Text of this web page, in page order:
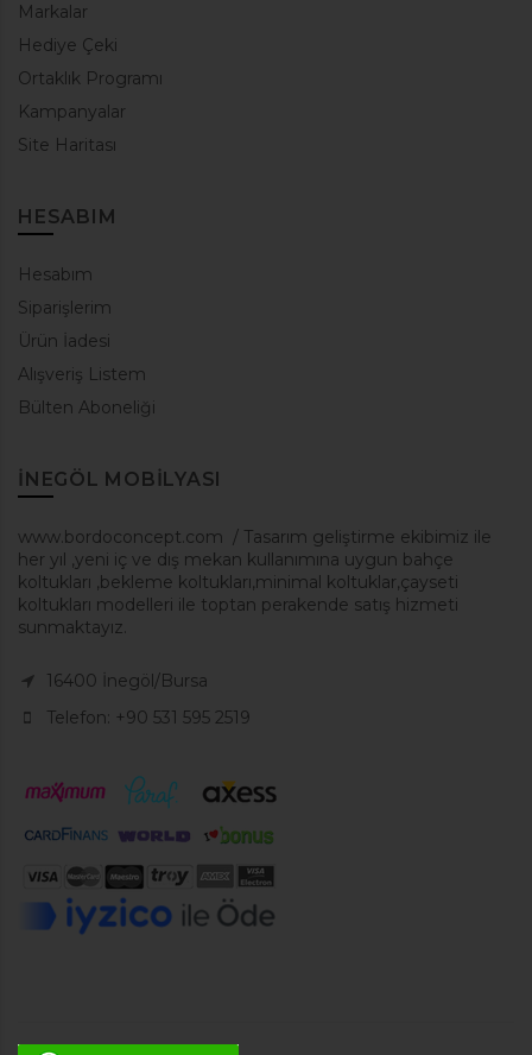
Markalar
Hediye Çeki
Ortaklık Programı
Kampanyalar
Site Haritası
HESABIM
Hesabım
Siparişlerim
Ürün İadesi
Alışveriş Listem
Bülten Aboneliği
INEGÖL MOBILYASI
www.bordoconcept.com / Tasarım geliştirme ekibimiz ile
her yıl ,yeni iç ve dış mekan kullanımına uygun bahçe
koltukları ,bekleme koltukları,minimal koltuklar,çayseti
koltukları modelleri ile toptan perakende satış hizmeti
sunmaktayız.
16400 İnegöl/Bursa
Telefon: +90 531 595 2519